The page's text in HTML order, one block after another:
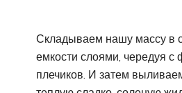
Складываем нашу массу в
емкости слоями, чередуя с
плечиков. И затем